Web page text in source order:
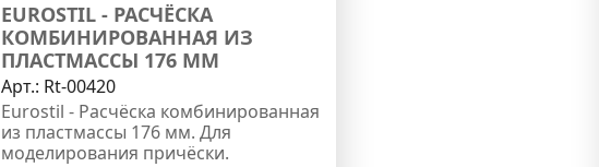
EUROSTIL - РАСЧЁСКА
КОМБИНИРОВАННАЯ ИЗ
ПЛАСТМАССЫ 176 ММ
Арт.: Rt-00420
Eurostil - Расчёска комбинированная
из пластмассы 176 мм. Для
моделирования причёски.